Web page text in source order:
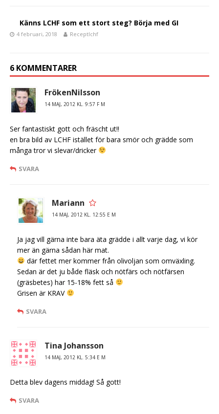
Känns LCHF som ett stort steg? Börja med GI
4 februari, 2018 Receptlchf
6 KOMMENTARER
FrökenNilsson
14 MAJ, 2012 KL. 9:57 F M
Ser fantastiskt gott och fräscht ut!!
en bra bild av LCHF istället för bara smör och grädde som
många tror vi slevar/dricker
SVARA
Mariann
14 MAJ, 2012 KL. 12:55 E M
Ja jag vill gärna inte bara äta grädde i allt varje dag, vi kör
mer än gärna sådan här mat.
där fettet mer kommer från olivoljan som omväxling.
Sedan är det ju både fläsk och nötfärs och nötfärsen
(gräsbetes) har 15-18% fett så
Grisen är KRAV
SVARA
Tina Johansson
14 MAJ, 2012 KL. 5:34 E M
Detta blev dagens middag! Så gott!
SVARA